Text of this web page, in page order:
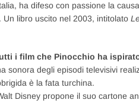
ha difeso con passione la
libro uscito nel 2003, intitolato
i film che Pinocchio ha
sonora degli episodi televisivi
è la fata turchina.
Disney propone il suo cartone